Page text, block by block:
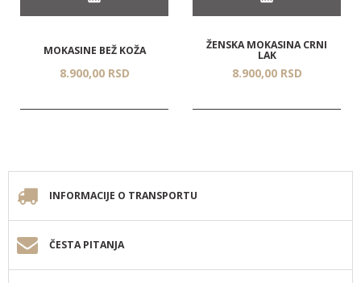
MOKASINE BEŽ KOŽA
8.900,00 RSD
ŽENSKA MOKASINA CRNI
LAK
8.900,00 RSD
INFORMACIJE O TRANSPORTU
ČESTA PITANJA